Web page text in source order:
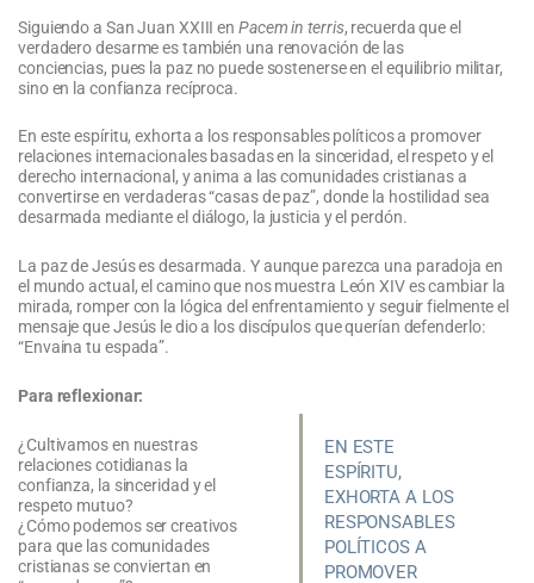
Siguiendo a San Juan XXIII en Pacem in terris, recuerda que el
verdadero desarme es también una renovación de las
conciencias, pues la paz no puede sostenerse en el equilibrio militar,
sino en la confianza recíproca.
En este espíritu, exhorta a los responsables políticos a promover
relaciones internacionales basadas en la sinceridad, el respeto y el
derecho internacional, y anima a las comunidades cristianas a
convertirse en verdaderas “casas de paz”, donde la hostilidad sea
desarmada mediante el diálogo, la justicia y el perdón.
La paz de Jesús es desarmada. Y aunque parezca una paradoja en
el mundo actual, el camino que nos muestra León XIV es cambiar la
mirada, romper con la lógica del enfrentamiento y seguir fielmente el
mensaje que Jesús le dio a los discípulos que querían defenderlo:
“Envaina tu espada”.
EN ESTE
ESPÍRITU,
EXHORTA A LOS
RESPONSABLES
POLÍTICOS A
PROMOVER
Para reflexionar:
¿Cultivamos en nuestras
relaciones cotidianas la
confianza, la sinceridad y el
respeto mutuo?
¿Cómo podemos ser creativos
para que las comunidades
cristianas se conviertan en